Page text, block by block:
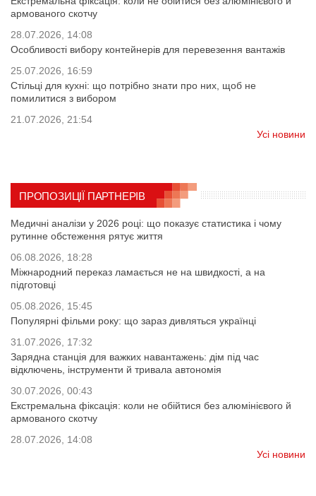
армованого скотчу
28.07.2026, 14:08
Особливості вибору контейнерів для перевезення вантажів
25.07.2026, 16:59
Стільці для кухні: що потрібно знати про них, щоб не
помилитися з вибором
21.07.2026, 21:54
Усі новини
ПРОПОЗИЦІЇ ПАРТНЕРІВ
Медичні аналізи у 2026 році: що показує статистика і чому
рутинне обстеження рятує життя
06.08.2026, 18:28
Міжнародний переказ ламається не на швидкості, а на
підготовці
05.08.2026, 15:45
Популярні фільми року: що зараз дивляться українці
31.07.2026, 17:32
Зарядна станція для важких навантажень: дім під час
відключень, інструменти й тривала автономія
30.07.2026, 00:43
Екстремальна фіксація: коли не обійтися без алюмінієвого й
армованого скотчу
28.07.2026, 14:08
Усі новини